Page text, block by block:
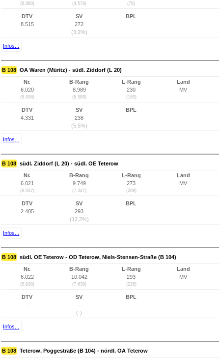
(8.880) (4.579) (78)
DTV
8.515
SV
272
(3,2%)
BPL
Infos...
B 108 OA Waren (Müritz) - südl. Ziddorf (L 20)
Nr.
6.020
(8.936)
B-Rang
8.989
(6.588)
L-Rang
230
(165)
Land
MV
DTV
4.331
SV
238
(5,5%)
BPL
Infos...
B 108 südl. Ziddorf (L 20) - südl. OE Teterow
Nr.
6.021
(8.937)
B-Rang
9.749
(7.347)
L-Rang
273
(208)
Land
MV
DTV
2.405
SV
293
(12,2%)
BPL
Infos...
B 108 südl. OE Teterow - OD Teterow, Niels-Stensen-Straße (B 104)
Nr.
6.022
(8.938)
B-Rang
10.042
(7.638)
L-Rang
293
(228)
Land
MV
DTV
-
SV
-
(-)
BPL
Infos...
B 108 Teterow, Poggestraße (B 104) - nördl. OA Teterow